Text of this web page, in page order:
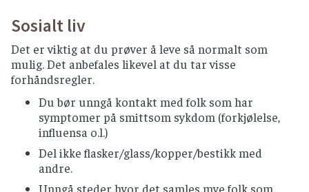
Svin og kylling skal være gjennomstekt.
Andre kjøttprodukter bør være godt stekt på
overflaten
KOSTTILSKUDD OG HELSEKOST
Snakk med din behandlende lege før eventuelt
bruk av kosttilskudd og helsekost som for
eksempel fermenterte produkter og
probiotika.
Det bør utøves særlig forsiktighet til
Sosialt liv
Det er viktig at du prøver å leve så normalt som
mulig. Det anbefales likevel at du tar visse
forhåndsregler.
Du bør unngå kontakt med folk som har
symptomer på smittsom sykdom (forkjølelse,
influensa o.l.)
Del ikke flasker/glass/kopper/bestikk med
andre.
Unngå steder hvor det samles mye folk som